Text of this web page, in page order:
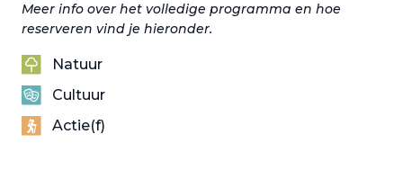
Meer info over het volledige programma en hoe
reserveren vind je hieronder.
Natuur
Cultuur
Actie(f)